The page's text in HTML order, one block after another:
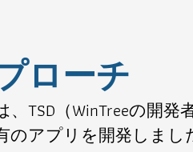
ローチ
、TSD（WinTreeの開
のアプリを開発しま